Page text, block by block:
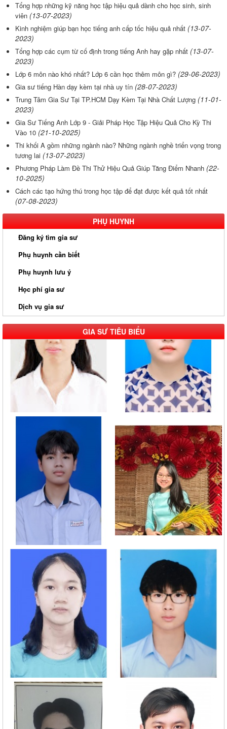
Tổng hợp những kỹ năng học tập hiệu quả dành cho học sinh, sinh
viên (13-07-2023)
Kinh nghiệm giúp bạn học tiếng anh cấp tốc hiệu quả nhất (13-07-
2023)
Tổng hợp các cụm từ cố định trong tiếng Anh hay gặp nhất (13-07-
2023)
Lớp 6 môn nào khó nhất? Lớp 6 cần học thêm môn gì? (29-06-2023)
Gia sư tiếng Hàn dạy kèm tại nhà uy tín (28-07-2023)
Trung Tâm Gia Sư Tại TP.HCM Dạy Kèm Tại Nhà Chất Lượng (11-01-
2023)
Gia Sư Tiếng Anh Lớp 9 - Giải Pháp Học Tập Hiệu Quả Cho Kỳ Thi
Vào 10 (21-10-2025)
Thi khối A gồm những ngành nào? Những ngành nghề triển vọng trong
tương lai (13-07-2023)
Phương Pháp Làm Đề Thi Thử Hiệu Quả Giúp Tăng Điểm Nhanh (22-
10-2025)
Cách các tạo hứng thú trong học tập để đạt được kết quả tốt nhất
(07-08-2023)
PHỤ HUYNH
Đăng ký tìm gia sư
Phụ huynh cần biết
Phụ huynh lưu ý
Học phí gia sư
Dịch vụ gia sư
GIA SƯ TIÊU BIỂU